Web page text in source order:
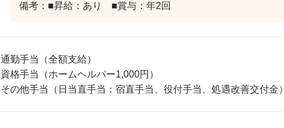
備考：■昇給：あり ■賞与：年2回
通勤手当（全額支給）
資格手当（ホームヘルパー1,000円）
その他手当（日当直手当：宿直手当、役付手当、処遇改善交付金）